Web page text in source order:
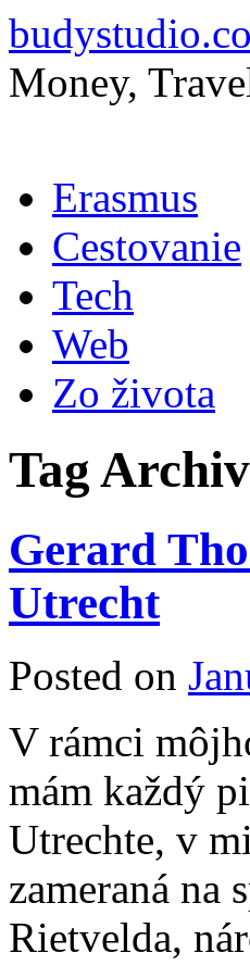
Money,
to
contentErasmus
Cestovanie
Tech
Web
Zo života
Tag
Gerard
Utrecht
Posted on
V rámci
mám každý
Utrechte, v
zameraná na
Rietvelda,